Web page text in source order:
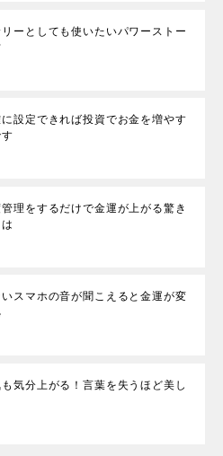
ーとしても使いたいパワーストー
設定できれば投資でお金を増やす
理をするだけで金運が上がる驚き
スマホの音が聞こえると金運が変
も気分上がる！言葉を失うほど美し